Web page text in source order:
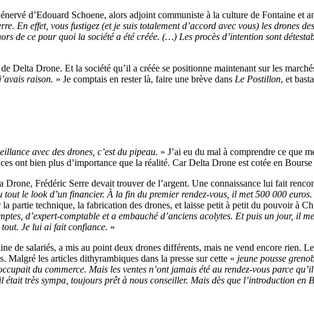
d’Edouard Schoene, alors adjoint communiste à la culture de Fontaine et
En effet, vous fustigez (et je suis totalement d’accord avec vous) les drones
de ce pour quoi la société a été créée. (…) Les procès d’intention sont
Delta Drone. Et la société qu’il a créée se positionne maintenant sur les
raison. » Je comptais en rester là, faire une brève dans Le Postillon, et
avec des drones, c’est du pipeau. » J’ai eu du mal à comprendre ce que
ont bien plus d’importance que la réalité. Car Delta Drone est cotée en
Drone, Frédéric Serre devait trouver de l’argent. Une connaissance lui fait
le look d’un financier. À la fin du premier rendez-vous, il met 500 000
la partie technique, la fabrication des drones, et laisse petit à petit du pouvoir à
d’expert-comptable et a embauché d’anciens acolytes. Et puis un jour, il
tout. Je lui ai fait confiance. »
de salariés, a mis au point deux drones différents, mais ne vend encore rien.
Malgré les articles dithyrambiques dans la presse sur cette « jeune pousse
du commerce. Mais les ventes n’ont jamais été au rendez-vous parce
très sympa, toujours prêt à nous conseiller. Mais dès que l’introduction en